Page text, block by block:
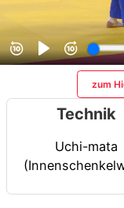
zum
Technik
Uchi-mata